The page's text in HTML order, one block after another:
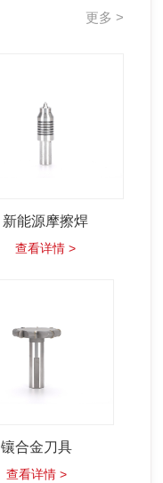
更多 >
新能源摩擦焊
查看详情 >
镶合金刀具
查看详情 >